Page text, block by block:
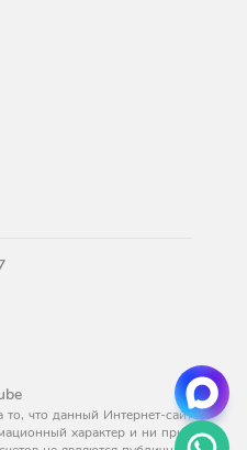
что данный Интернет-сайт
характер и ни при